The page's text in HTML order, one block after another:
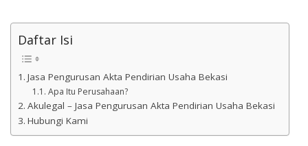
Daftar Isi
Jasa Pengurusan Akta Pendirian Usaha Bekasi
Apa Itu Perusahaan?
Akulegal – Jasa Pengurusan Akta Pendirian Usaha Bekasi
Hubungi Kami